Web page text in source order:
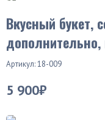
Вкусный букет,
дополнительно,
Артикул: 18-009
5 900₽